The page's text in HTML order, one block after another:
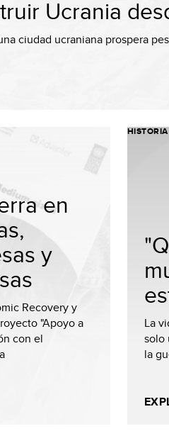
Ucrania
ciudad ucraniana prospera
en
y
Recovery y
"Apoyo a
con el
La
solo
la